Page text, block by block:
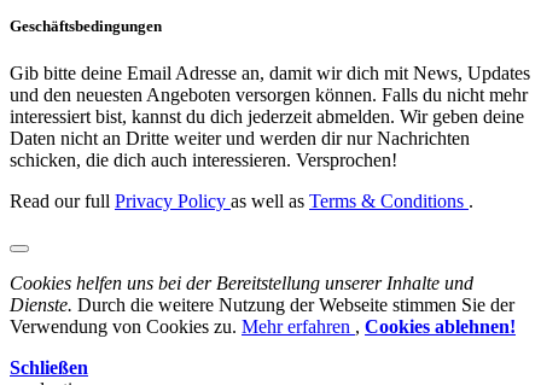
Geschäftsbedingungen
Gib bitte deine Email Adresse an, damit wir dich mit News, Updates
und den neuesten Angeboten versorgen können. Falls du nicht mehr
interessiert bist, kannst du dich jederzeit abmelden. Wir geben deine
Daten nicht an Dritte weiter und werden dir nur Nachrichten
schicken, die dich auch interessieren. Versprochen!
Read our full Privacy Policy as well as Terms & Conditions .
Cookies helfen uns bei der Bereitstellung unserer Inhalte und
Dienste. Durch die weitere Nutzung der Webseite stimmen Sie der
Verwendung von Cookies zu. Mehr erfahren , Cookies ablehnen!
Schließen